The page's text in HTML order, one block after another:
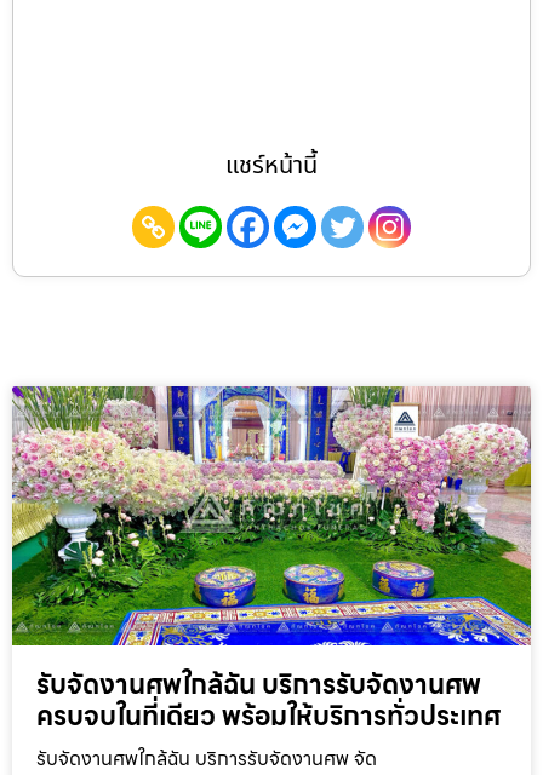
แชร์หน้านี้
รับจัดงานศพใกล้ฉัน บริการรับจัดงานศพ
ครบจบในที่เดียว พร้อมให้บริการทั่วประเทศ
รับจัดงานศพใกล้ฉัน บริการรับจัดงานศพ จัด